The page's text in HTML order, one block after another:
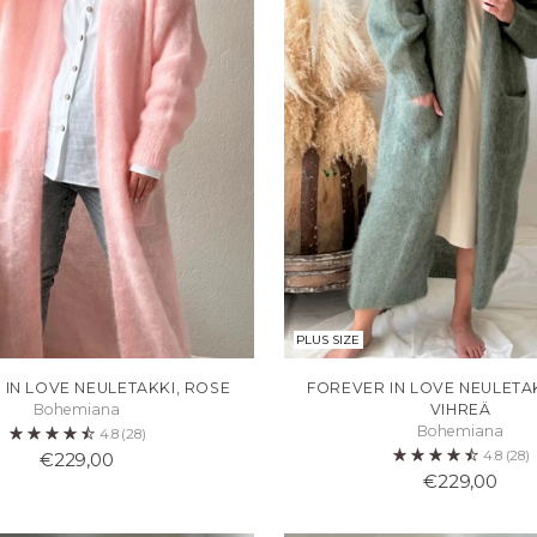
IN LOVE NEULETAKKI, ROSE
Bohemiana
4.8 (28)
€229,00
PLUS SIZE
FOREVER IN LOVE
VIHREÄ
Bohemiana
4.8 (28)
€229,00